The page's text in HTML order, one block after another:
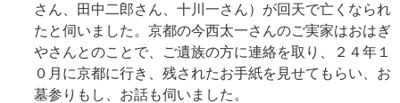
さん、田中二郎さん、十川一さん）が回天で亡くなられ
たと伺いました。京都の今西太一さんのご実家はおはぎ
やさんとのことで、ご遺族の方に連絡を取り、２４年１
０月に京都に行き、残されたお手紙を見せてもらい、お
墓参りもし、お話も伺いました。